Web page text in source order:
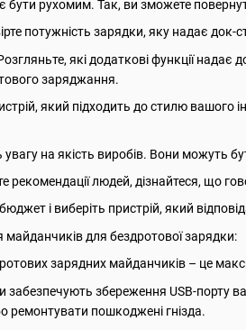
бути рухомим. Так, ви зможете
потужність зарядки, яку надає
які додаткові функції
заряджання.
який підходить до стилю вашого
увагу на якість виробів. Вони можуть
рекомендації людей, дізнайтеся, що
бюджет і виберіть пристрій, який
для бездротової зарядки:
зарядних майданчиків – це
забезпечують збереження USB-порту
ремонтувати пошкоджені гнізда.